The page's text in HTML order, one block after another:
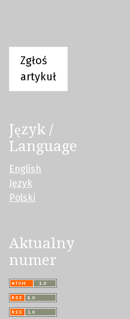
Zgłoś
artykuł
Język /
Language
English
Język
Polski
Aktualny
numer